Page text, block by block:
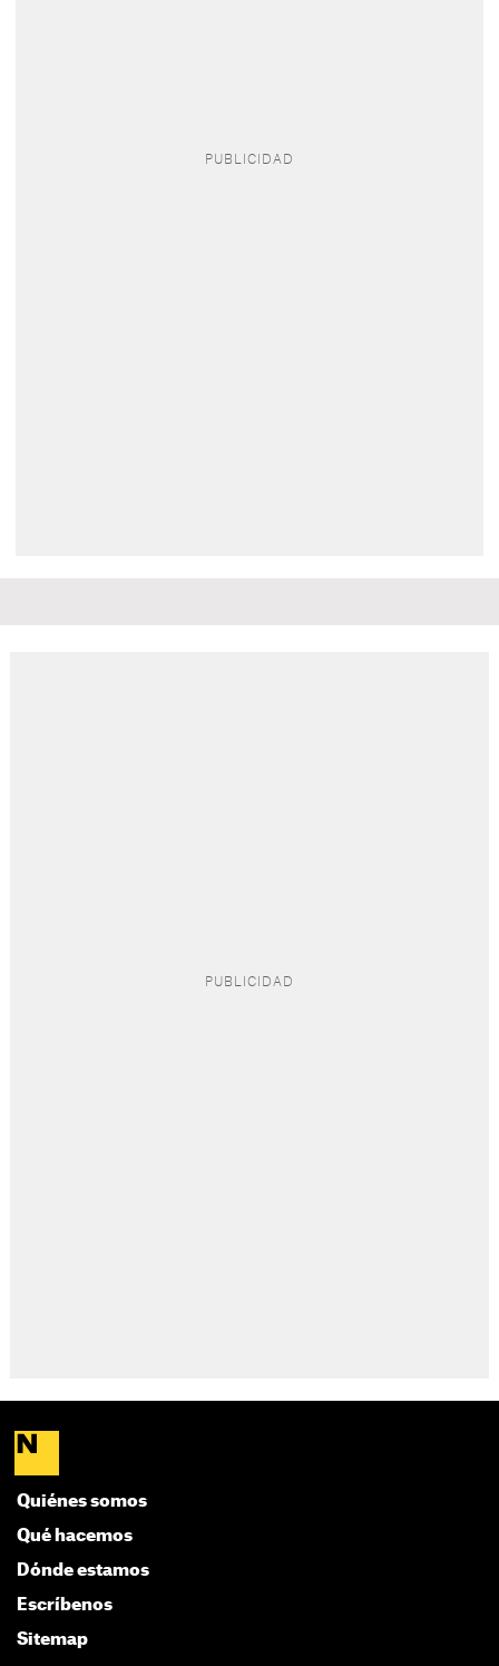
Quiénes somos
Qué hacemos
Dónde estamos
Escríbenos
Sitemap